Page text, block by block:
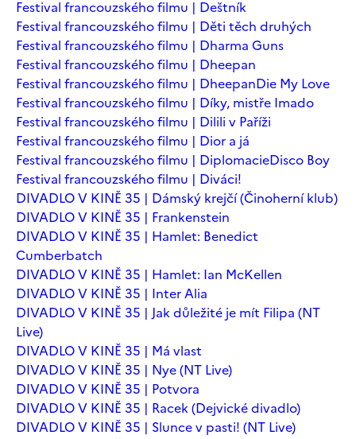
Festival francouzského filmu | Deštník
Festival francouzského filmu | Děti těch druhých
Festival francouzského filmu | Dharma Guns
Festival francouzského filmu | Dheepan
Festival francouzského filmu | DheepanDie My Love
Festival francouzského filmu | Díky, mistře Imado
Festival francouzského filmu | Dilili v Paříži
Festival francouzského filmu | Dior a já
Festival francouzského filmu | DiplomacieDisco Boy
Festival francouzského filmu | Diváci!
DIVADLO V KINĚ 35 | Dámský krejčí (Činoherní klub)
DIVADLO V KINĚ 35 | Frankenstein
DIVADLO V KINĚ 35 | Hamlet: Benedict
Cumberbatch
DIVADLO V KINĚ 35 | Hamlet: Ian McKellen
DIVADLO V KINĚ 35 | Inter Alia
DIVADLO V KINĚ 35 | Jak důležité je mít Filipa (NT
Live)
DIVADLO V KINĚ 35 | Má vlast
DIVADLO V KINĚ 35 | Nye (NT Live)
DIVADLO V KINĚ 35 | Potvora
DIVADLO V KINĚ 35 | Racek (Dejvické divadlo)
DIVADLO V KINĚ 35 | Slunce v pasti! (NT Live)